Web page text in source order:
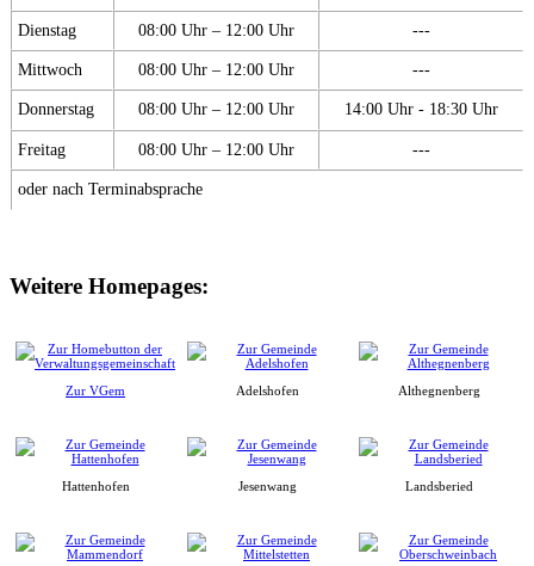
Dienstag 08:00 Uhr – 12:00 Uhr ---
Mittwoch 08:00 Uhr – 12:00 Uhr ---
Donnerstag 08:00 Uhr – 12:00 Uhr 14:00 Uhr - 18:30 Uhr
Freitag 08:00 Uhr – 12:00 Uhr ---
oder nach Terminabsprache
Weitere Homepages:
Zur VGem Adelshofen Althegnenberg
Hattenhofen Jesenwang Landsberied